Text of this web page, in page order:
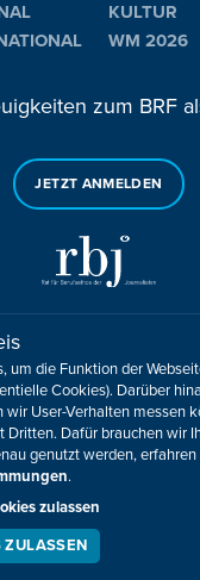
KULTUR
WM 2026
zum BRF
JETZT ANMELDEN
noch Fragen oder
KONTAKTIEREN SIE UNS!
Datenschutz Kontakt
Cookie-Zustimmung anpassen
& Programmierung:
um die Funktion der
Cookies). Darüber
wir User-Verhalten messen
Dritten. Dafür brauchen wir
genutzt werden,
.
zulassen
ZULASSEN
LIVESTREAM